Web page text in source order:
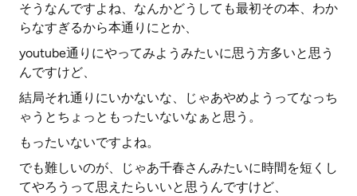
そうなんですよね、なんかどうしても最初その本、わか
らなすぎるから本通りにとか、
youtube通りにやってみようみたいに思う方多いと思う
んですけど、
結局それ通りにいかないな、じゃあやめようってなっち
ゃうとちょっともったいないなぁと思う。
もったいないですよね。
でも難しいのが、じゃあ千春さんみたいに時間を短くし
てやろうって思えたらいいと思うんですけど、